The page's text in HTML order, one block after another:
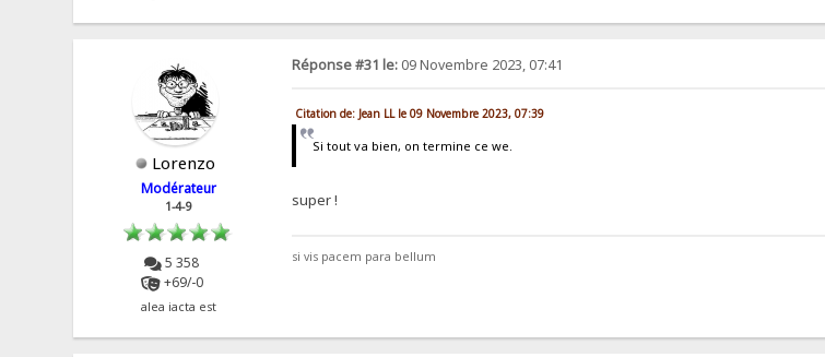
Lorenzo
Modérateur
1-4-9
5 358
+69/-0
alea iacta est
Réponse #31 le:09 Novembre 2023, 07:41
Citation de: Jean LL le 09 Novembre 2023, 07:39
Si tout va bien, on termine ce we.
super !
si vis pacem para bellum